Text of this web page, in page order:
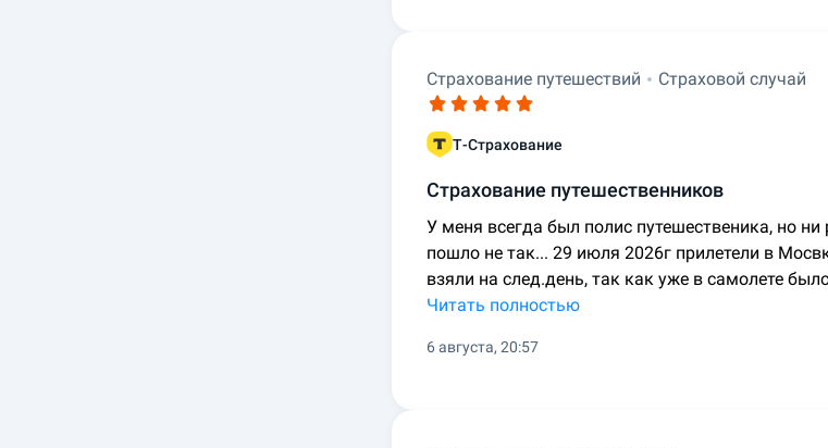
Страхование путешествий Страховой случай
Т-Страхование
Страхование путешественников
У меня всегда был полис путешественика, но ни
пошло не так... 29 июля 2026г прилетели в
взяли на след.день, так как уже в самолете
Читать полностью
6 августа, 20:57